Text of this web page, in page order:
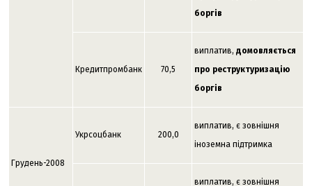
боргів
Кредитпромбанк 70,5
виплатив, домовляється
про реструктуризацію
боргів
Грудень-2008
Укрсоцбанк 200,0
виплатив, є зовнішня
іноземна підтримка
виплатив, є зовнішня